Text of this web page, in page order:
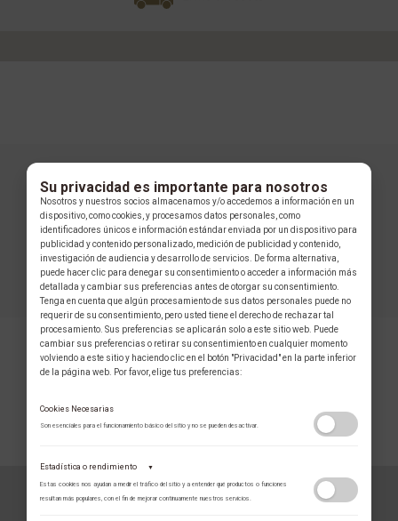
Su privacidad es importante para nosotros
Nosotros y nuestros socios almacenamos y/o accedemos a información en un
dispositivo, como cookies, y procesamos datos personales, como
identificadores únicos e información estándar enviada por un dispositivo para
publicidad y contenido personalizado, medición de publicidad y contenido,
investigación de audiencia y desarrollo de servicios. De forma alternativa,
puede hacer clic para denegar su consentimiento o acceder a información más
detallada y cambiar sus preferencias antes de otorgar su consentimiento.
Tenga en cuenta que algún procesamiento de sus datos personales puede no
requerir de su consentimiento, pero usted tiene el derecho de rechazar tal
procesamiento. Sus preferencias se aplicarán solo a este sitio web. Puede
cambiar sus preferencias o retirar su consentimiento en cualquier momento
volviendo a este sitio y haciendo clic en el botón "Privacidad" en la parte inferior
de la página web. Por favor, elige tus preferencias:
Cookies Necesarias
Son esenciales para el funcionamiento básico del sitio y no se pueden desactivar.
Estadística o rendimiento ▼
Estas cookies nos ayudan a medir el tráfico del sitio y a entender qué productos o funciones
resultan más populares, con el fin de mejorar continuamente nuestros servicios.